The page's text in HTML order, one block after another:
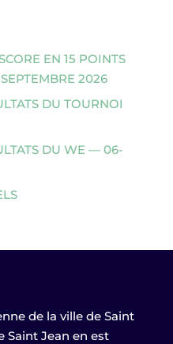
EN 15 POINTS
2026
DU TOURNOI
DU WE — 06-
de la ville de Saint
Saint Jean en est